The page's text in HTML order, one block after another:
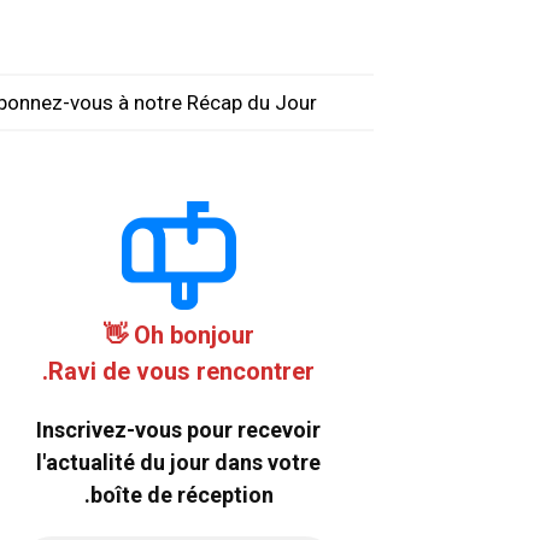
vous à notre Récap du Jour
Oh bonjour 👋
Ravi de vous rencontrer.
Inscrivez-vous pour recevoir
l'actualité du jour dans votre
boîte de réception.